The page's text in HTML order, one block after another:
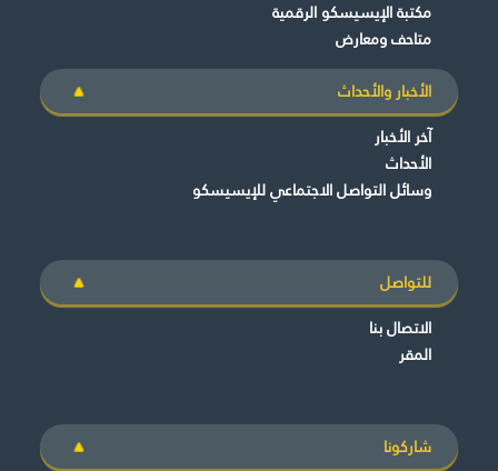
مكتبة الإيسيسكو الرقمية
متاحف ومعارض
الأخبار والأحداث
آخر الأخبار
الأحداث
وسائل التواصل الاجتماعي للإيسيسكو
للتواصل
الاتصال بنا
المقر
شاركونا